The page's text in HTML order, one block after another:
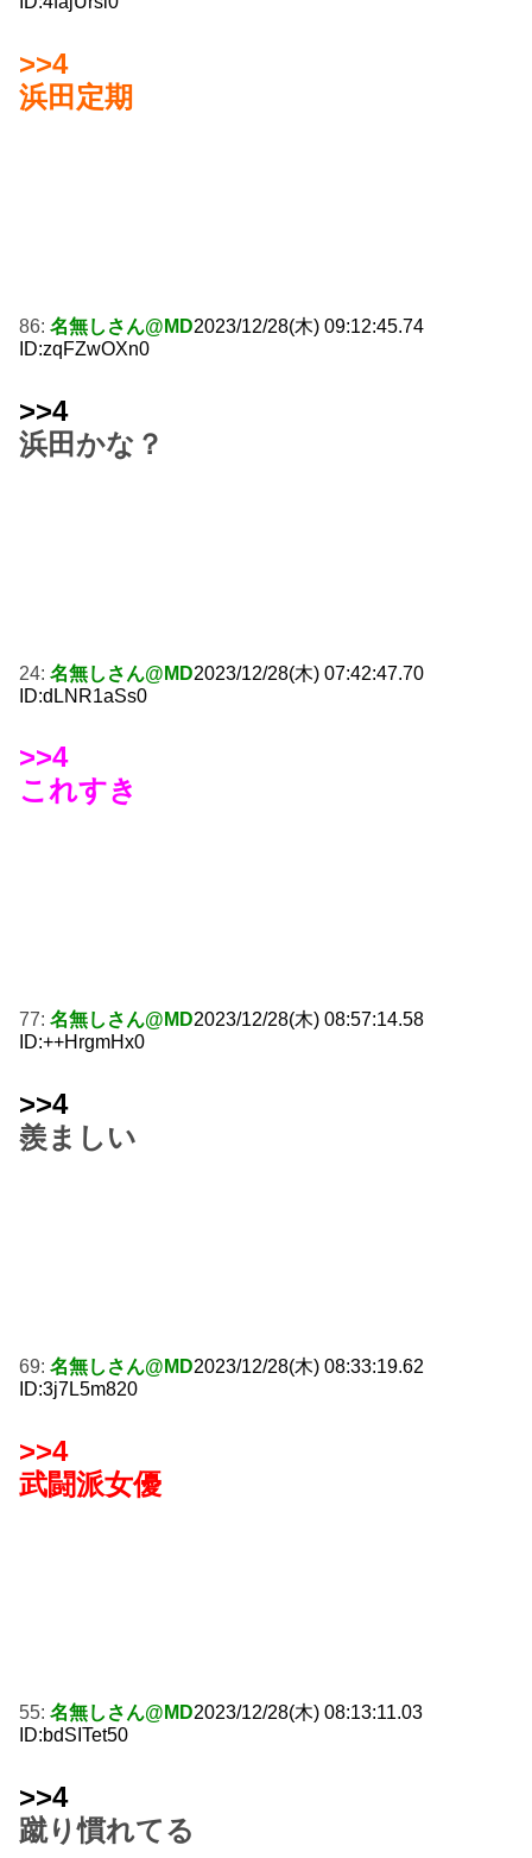
>>4
浜田定期
86: 名無しさん@MD2023/12/28(木) 09:12:45.74
ID:zqFZwOXn0
>>4
浜田かな？
24: 名無しさん@MD2023/12/28(木) 07:42:47.70
ID:dLNR1aSs0
>>4
これすき
77: 名無しさん@MD2023/12/28(木) 08:57:14.58
ID:++HrgmHx0
>>4
羨ましい
69: 名無しさん@MD2023/12/28(木) 08:33:19.62
ID:3j7L5m820
>>4
武闘派女優
55: 名無しさん@MD2023/12/28(木) 08:13:11.03
ID:bdSITet50
>>4
蹴り慣れてる